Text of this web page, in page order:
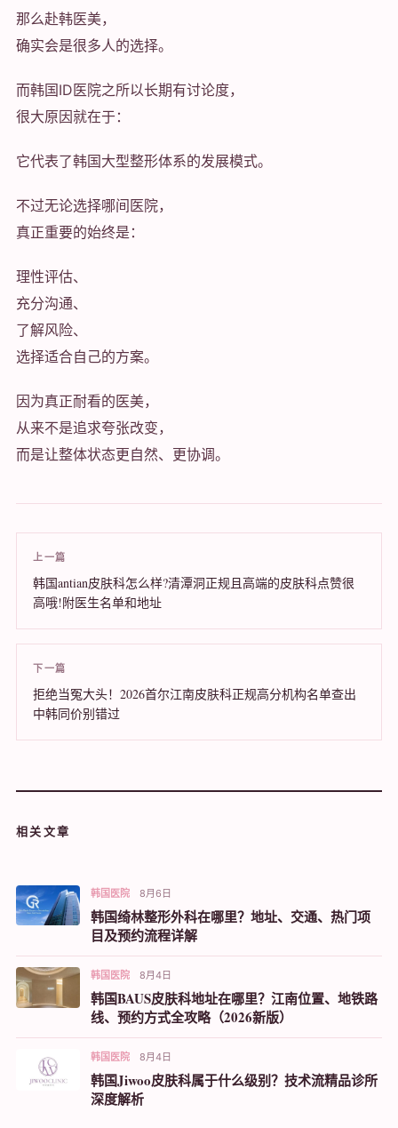
那么赴韩医美，
确实会是很多人的选择。
而韩国ID医院之所以长期有讨论度，
很大原因就在于：
它代表了韩国大型整形体系的发展模式。
不过无论选择哪间医院，
真正重要的始终是：
理性评估、
充分沟通、
了解风险、
选择适合自己的方案。
因为真正耐看的医美，
从来不是追求夸张改变，
而是让整体状态更自然、更协调。
上一篇
韩国antian皮肤科怎么样?清潭洞正规且高端的皮肤科点赞很
高哦!附医生名单和地址
下一篇
拒绝当冤大头！2026首尔江南皮肤科正规高分机构名单查出
中韩同价别错过
相关文章
韩国医院 8月6日
韩国绮林整形外科在哪里？地址、交通、热门项
目及预约流程详解
韩国医院 8月4日
韩国BAUS皮肤科地址在哪里？江南位置、地铁路
线、预约方式全攻略（2026新版）
韩国医院 8月4日
韩国Jiwoo皮肤科属于什么级别？技术流精品诊所
深度解析